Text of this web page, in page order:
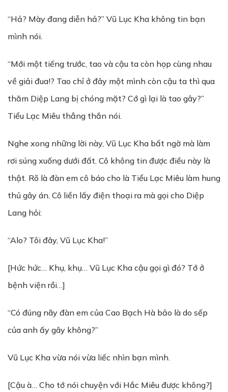
“Hả? Mày đang diễn hả?” Vũ Lục Kha không tin bạn
mình nói.
“Mới một tiếng trước, tao và cậu ta còn họp cùng nhau
về giải đua!? Tao chỉ ở đây một mình còn cậu ta thì qua
thăm Diệp Lang bị chóng mặt? Cớ gì lại là tao gây?”
Tiểu Lạc Miêu thẳng thắn nói.
Nghe xong những lời này, Vũ Lục Kha bất ngờ mà làm
rơi súng xuống dưới đất. Cô không tin được điều này là
thật. Rõ là đàn em cô báo cho là Tiểu Lạc Miêu làm hung
thủ gây án. Cô liền lấy điện thoại ra mà gọi cho Diệp
Lang hỏi:
“Alo? Tôi đây, Vũ Lục Kha!”
[Hức hức… Khụ, khụ… Vũ Lục Kha cậu gọi gì đó? Tớ ở
bệnh viện rồi…]
“Có đúng nãy đàn em của Cao Bạch Hà bảo là do sếp
của anh ấy gây không?”
Vũ Lục Kha vừa nói vừa liếc nhìn bạn mình.
[Cậu à… Cho tớ nói chuyện với Hắc Miêu được không?]